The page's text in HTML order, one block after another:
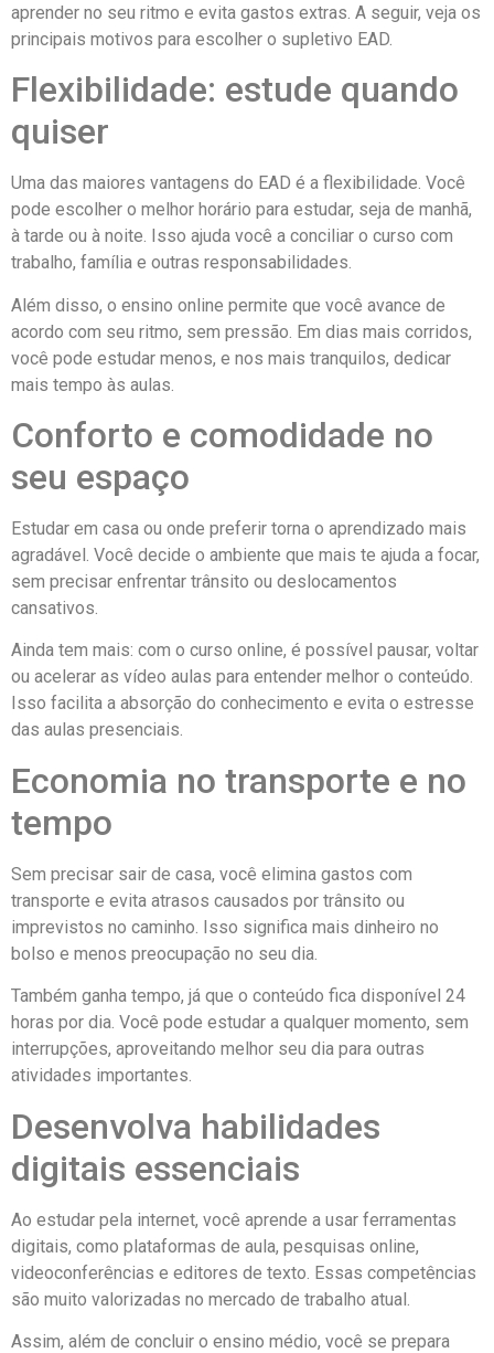
aprender no seu ritmo e evita gastos extras. A seguir, veja os
principais motivos para escolher o supletivo EAD.
Flexibilidade: estude quando
quiser
Uma das maiores vantagens do EAD é a flexibilidade. Você
pode escolher o melhor horário para estudar, seja de manhã,
à tarde ou à noite. Isso ajuda você a conciliar o curso com
trabalho, família e outras responsabilidades.
Além disso, o ensino online permite que você avance de
acordo com seu ritmo, sem pressão. Em dias mais corridos,
você pode estudar menos, e nos mais tranquilos, dedicar
mais tempo às aulas.
Conforto e comodidade no
seu espaço
Estudar em casa ou onde preferir torna o aprendizado mais
agradável. Você decide o ambiente que mais te ajuda a focar,
sem precisar enfrentar trânsito ou deslocamentos
cansativos.
Ainda tem mais: com o curso online, é possível pausar, voltar
ou acelerar as vídeo aulas para entender melhor o conteúdo.
Isso facilita a absorção do conhecimento e evita o estresse
das aulas presenciais.
Economia no transporte e no
tempo
Sem precisar sair de casa, você elimina gastos com
transporte e evita atrasos causados por trânsito ou
imprevistos no caminho. Isso significa mais dinheiro no
bolso e menos preocupação no seu dia.
Também ganha tempo, já que o conteúdo fica disponível 24
horas por dia. Você pode estudar a qualquer momento, sem
interrupções, aproveitando melhor seu dia para outras
atividades importantes.
Desenvolva habilidades
digitais essenciais
Ao estudar pela internet, você aprende a usar ferramentas
digitais, como plataformas de aula, pesquisas online,
videoconferências e editores de texto. Essas competências
são muito valorizadas no mercado de trabalho atual.
Assim, além de concluir o ensino médio, você se prepara